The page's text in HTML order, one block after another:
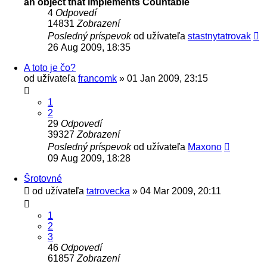
4 Odpovedí
14831 Zobrazení
Posledný príspevokod užívateľa stastnytatrovak
26 Aug 2009, 18:35
A toto je čo?
od užívateľa francomk » 01 Jan 2009, 23:15
1
2
29 Odpovedí
39327 Zobrazení
Posledný príspevokod užívateľa Maxono
09 Aug 2009, 18:28
Šrotovné
od užívateľa tatrovecka » 04 Mar 2009, 20:11
1
2
3
46 Odpovedí
61857 Zobrazení